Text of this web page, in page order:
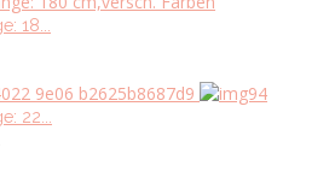
18...
22...